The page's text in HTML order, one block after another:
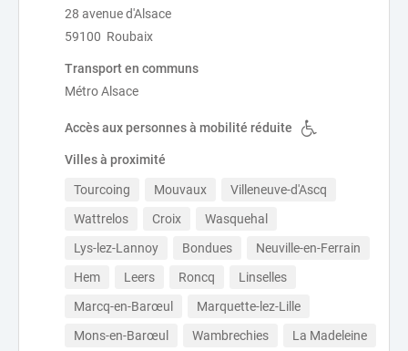
28 avenue d'Alsace
59100 Roubaix
Transport en communs
Métro Alsace
Accès aux personnes à mobilité réduite
Villes à proximité
Tourcoing Mouvaux
Villeneuve-d'Ascq
Wattrelos
Croix
Wasquehal
Lys-lez-Lannoy
Bondues
Neuville-en-Ferrain
Hem
Leers Roncq
Linselles
Marcq-en-Barœul
Marquette-lez-Lille
Mons-en-Barœul
Wambrechies La Madeleine